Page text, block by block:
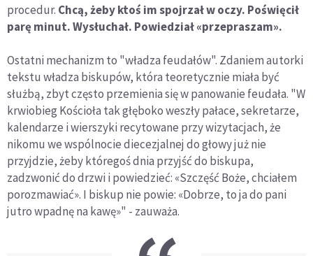
procedur. Chcą, żeby ktoś im spojrzał w oczy. Poświęcił
parę minut. Wysłuchał. Powiedział «przepraszam».
Ostatni mechanizm to "władza feudałów". Zdaniem autorki
tekstu władza biskupów, która teoretycznie miała być
służbą, zbyt często przemienia się w panowanie feudała. "W
krwiobieg Kościoła tak głęboko weszły pałace, sekretarze,
kalendarze i wierszyki recytowane przy wizytacjach, że
nikomu we wspólnocie diecezjalnej do głowy już nie
przyjdzie, żeby któregoś dnia przyjść do biskupa,
zadzwonić do drzwi i powiedzieć: «Szczęść Boże, chciałem
porozmawiać». I biskup nie powie: «Dobrze, to ja do pani
jutro wpadnę na kawę»" - zauważa.